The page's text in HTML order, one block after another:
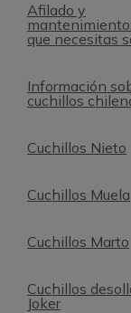
Afilado y
que necesitas
Información
cuchillos
Cuchillos Nieto
Cuchillos Muela
Cuchillos Marto
Cuchillos
Joker